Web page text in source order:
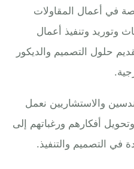
في أعمال المقاولات
وتوريد وتنفيذ أعمال
حلول التصميم والديكور
والاستشاريين نعمل
أفكارهم ورغباتهم إلى
التصميم والتنفيذ.